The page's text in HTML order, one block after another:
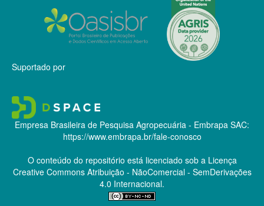
Suportado por
Empresa Brasileira de Pesquisa Agropecuária - Embrapa SAC:
https://www.embrapa.br/fale-conosco
O conteúdo do repositório está licenciado sob a Licença
Creative CommonsAtribuição - NãoComercial - SemDerivações
4.0 Internacional.